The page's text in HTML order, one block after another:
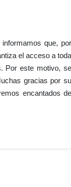
que, por
el acceso a toda
Por este motivo, se
gracias por su
encantados de